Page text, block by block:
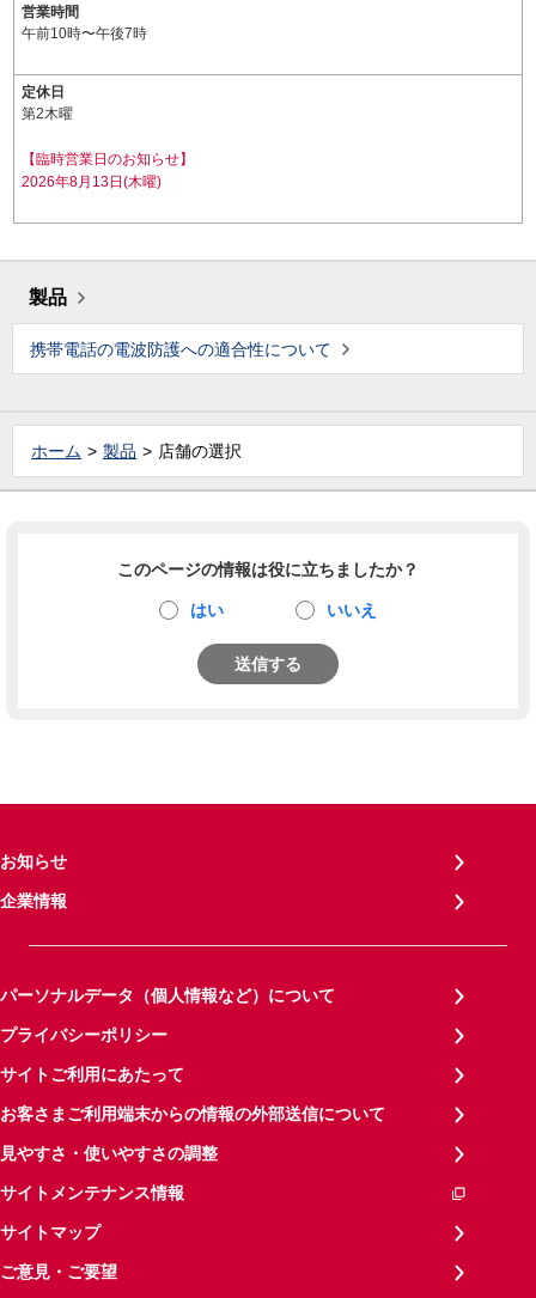
営業時間
午前10時〜午後7時
定休日
第2木曜
【臨時営業日のお知らせ】
2026年8月13日(木曜)
製品
携帯電話の電波防護への適合性について
ホーム 製品 店舗の選択
このページの情報は役に立ちましたか？
はい いいえ
送信する
お知らせ
企業情報
パーソナルデータ（個人情報など）について
プライバシーポリシー
サイトご利用にあたって
お客さまご利用端末からの情報の外部送信について
見やすさ・使いやすさの調整
サイトメンテナンス情報
サイトマップ
ご意見・ご要望